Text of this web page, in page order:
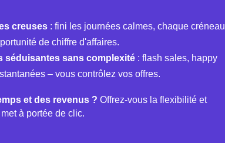
creuses : fini les journées calmes, chaque créneau
de chiffre d'affaires.
séduisantes sans complexité : flash sales, happy
– vous contrôlez vos offres.
et des revenus ? Offrez-vous la flexibilité et
à portée de clic.